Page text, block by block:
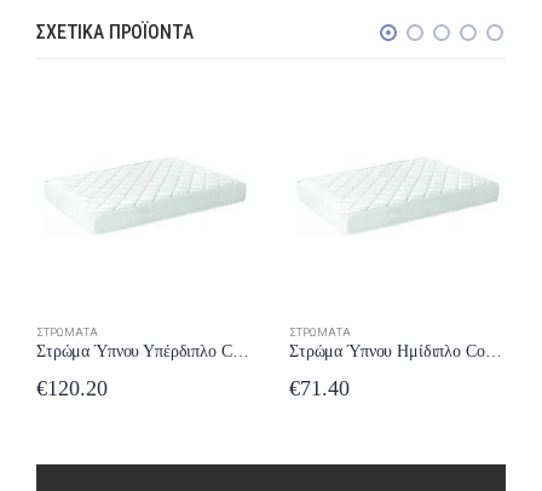
ΣΧΕΤΙΚΆ ΠΡΟΪΌΝΤΑ
ΣΤΡΏΜΑΤΑ
Στρώμα Ύπνου Υπέρδιπλο Comfort Strom Foam 161-170×190/200 έως 24 δόσεις
€120.20
ΣΤΡΏΜΑΤΑ
Στρώμα Ύπνου Ημίδιπλο Comfort Strom Foam 101-110×190/200 έως 24 δόσεις
€71.40